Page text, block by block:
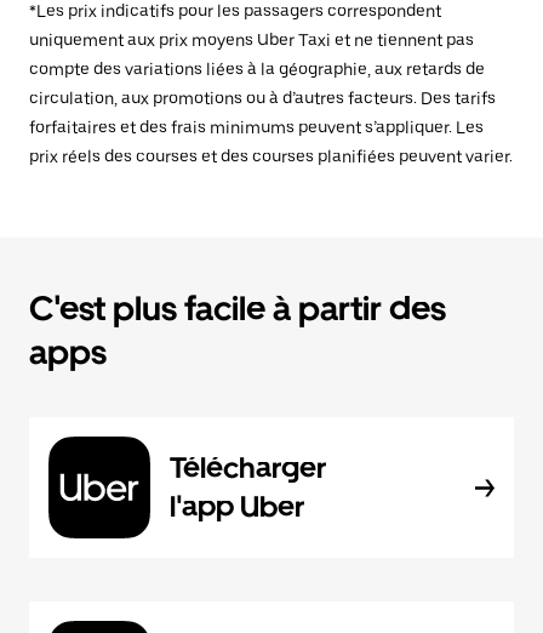
*Les prix indicatifs pour les passagers correspondent
uniquement aux prix moyens Uber Taxi et ne tiennent pas
compte des variations liées à la géographie, aux retards de
circulation, aux promotions ou à d’autres facteurs. Des tarifs
forfaitaires et des frais minimums peuvent s’appliquer. Les
prix réels des courses et des courses planifiées peuvent varier.
C'est plus facile à partir des
apps
Télécharger
l'app Uber